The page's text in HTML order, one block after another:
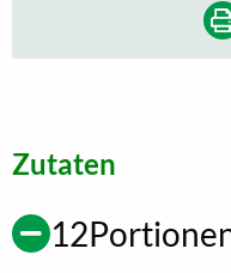
Zutaten
12